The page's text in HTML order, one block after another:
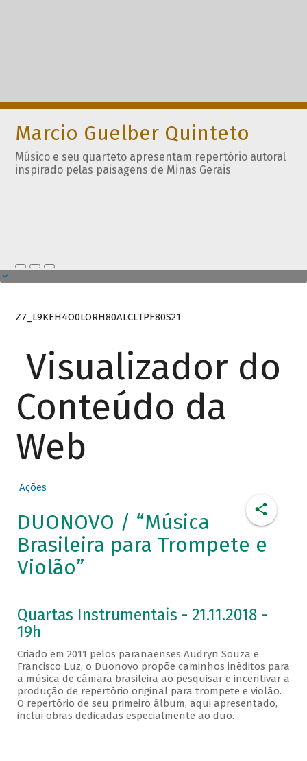
Marcio Guelber Quinteto
Músico e seu quarteto apresentam repertório autoral
inspirado pelas paisagens de Minas Gerais
Z7_L9KEH4O0LORH80ALCLTPF80S21
Visualizador do
Conteúdo da
Web
Ações
DUONOVO / “Música
Brasileira para Trompete e
Violão”
Quartas Instrumentais - 21.11.2018 -
19h
Criado em 2011 pelos paranaenses Audryn Souza e
Francisco Luz, o Duonovo propõe caminhos inéditos para
a música de câmara brasileira ao pesquisar e incentivar a
produção de repertório original para trompete e violão.
O repertório de seu primeiro álbum, aqui apresentado,
inclui obras dedicadas especialmente ao duo.